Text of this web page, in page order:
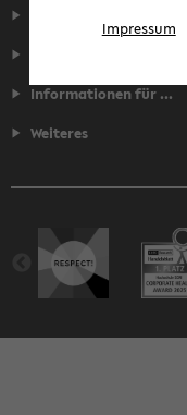
Informationen für ...
Weiteres
Impressum